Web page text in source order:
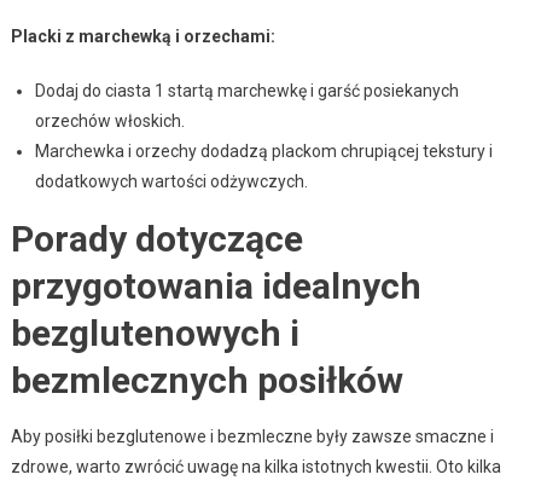
Placki z marchewką i orzechami:
Dodaj do ciasta 1 startą marchewkę i garść posiekanych
orzechów włoskich.
Marchewka i orzechy dodadzą plackom chrupiącej tekstury i
dodatkowych wartości odżywczych.
Porady dotyczące
przygotowania idealnych
bezglutenowych i
bezmlecznych posiłków
Aby posiłki bezglutenowe i bezmleczne były zawsze smaczne i
zdrowe, warto zwrócić uwagę na kilka istotnych kwestii. Oto kilka